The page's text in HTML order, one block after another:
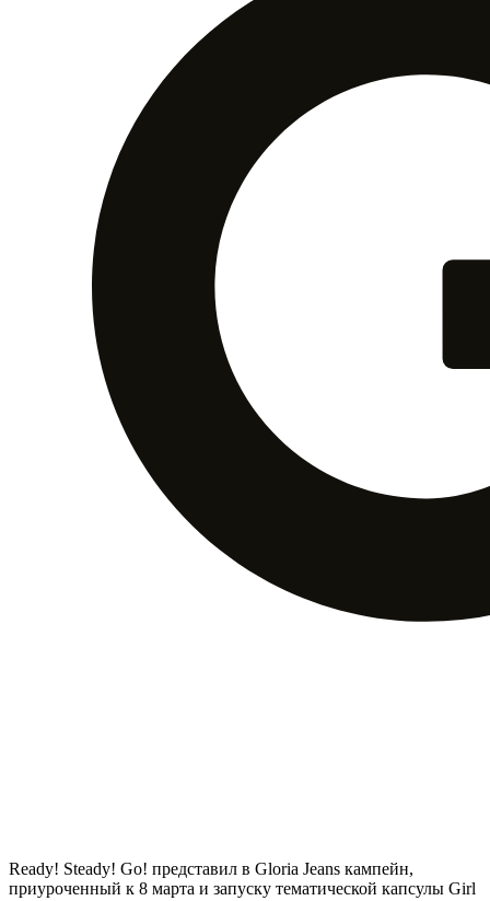
Ready! Steady! Go! представил в Gloria Jeans кампейн,
приуроченный к 8 марта и запуску тематической капсулы Girl